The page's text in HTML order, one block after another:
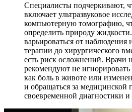
Специалисты подчеркивают,
включает ультразвуковое
компьютерную томографию,
определить природу
варьироваться от наблюдения
терапии до хирургического
есть риск осложнений. Врачи
рекомендуют не
как боль в животе или
и обращаться за
своевременной диагностики и